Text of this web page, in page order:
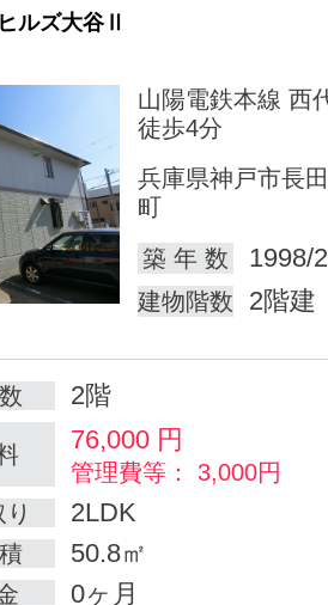
ヒルズ大谷Ⅱ
山陽電鉄本線 西
徒歩4分
兵庫県神戸市長
町
築 年 数
1998/
建物階数 2階建
2階
76,000 円
管理費等： 3,000円
2LDK
50.8㎡
0ヶ月